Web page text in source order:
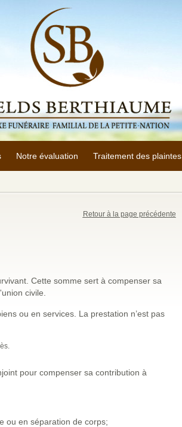
Notre évaluation Traitement des plaintes
Retour à la page précédente
Cette somme sert à compenser sa
civile.
ou en services. La prestation n’est pas
pour compenser sa contribution à
ou en séparation de corps;